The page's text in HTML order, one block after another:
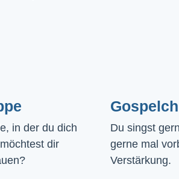
in der du dich
dir
Du singst
gerne mal
Verstärkung.